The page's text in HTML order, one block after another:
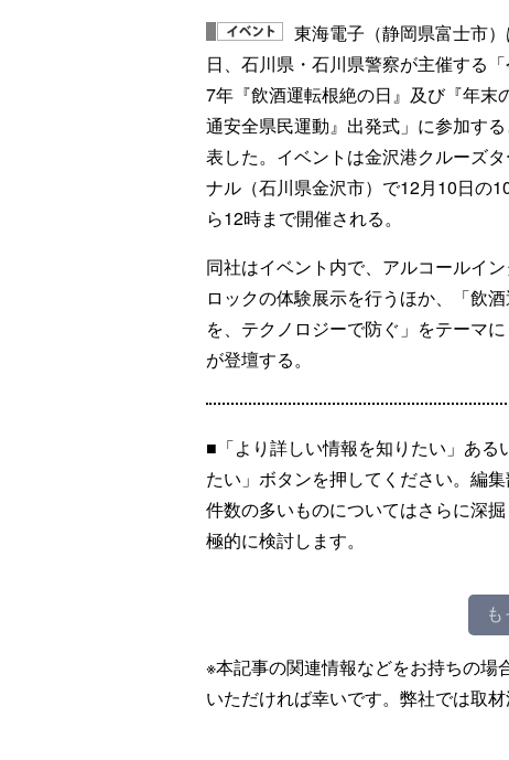
東海電子（静岡県富士市
日、石川県・石川県警察が主催する
7年『飲酒運転根絶の日』及び『年末
通安全県民運動』出発式」に参加す
表した。イベントは金沢港クルーズタ
ナル（石川県金沢市）で12月10日の
ら12時まで開催される。
同社はイベント内で、アルコールイ
ロックの体験展示を行うほか、「飲
を、テクノロジーで防ぐ」をテーマ
が登壇する。
■「より詳しい情報を知りたい」ある
たい」ボタンを押してください。編
件数の多いものについてはさらに深
極的に検討します。
※本記事の関連情報などをお持ちの場
いただければ幸いです。弊社では取材